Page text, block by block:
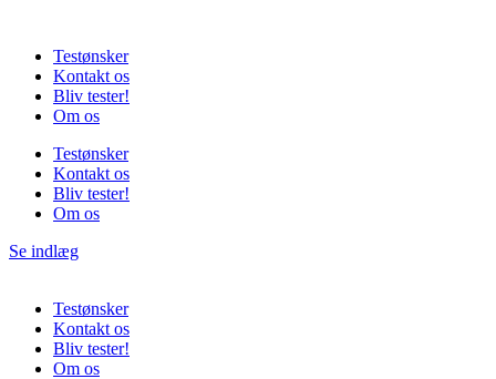
indholdTestønsker
Kontakt os
Bliv tester!
Om os
Testønsker
Kontakt os
Bliv tester!
Om os
Se indlæg
Testønsker
Kontakt os
Bliv tester!
Om os